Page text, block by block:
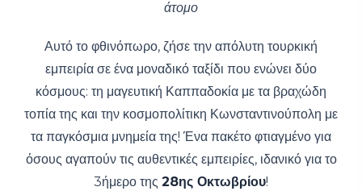
άτομο
Αυτό το φθινόπωρο, ζήσε την απόλυτη τουρκική
εμπειρία σε ένα μοναδικό ταξίδι που ενώνει δύο
κόσμους: τη μαγευτική Καππαδοκία με τα βραχώδη
τοπία της και την κοσμοπολίτικη Κωνσταντινούπολη με
τα παγκόσμια μνημεία της! Ένα πακέτο φτιαγμένο για
όσους αγαπούν τις αυθεντικές εμπειρίες, ιδανικό για το
3ήμερο της 28ης Οκτωβρίου!